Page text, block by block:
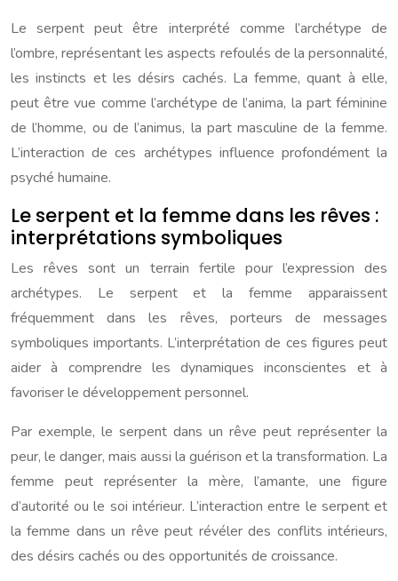
Le serpent peut être interprété comme l’archétype de
l’ombre, représentant les aspects refoulés de la personnalité,
les instincts et les désirs cachés. La femme, quant à elle,
peut être vue comme l’archétype de l’anima, la part féminine
de l’homme, ou de l’animus, la part masculine de la femme.
L’interaction de ces archétypes influence profondément la
psyché humaine.
Le serpent et la femme dans les rêves :
interprétations symboliques
Les rêves sont un terrain fertile pour l’expression des
archétypes. Le serpent et la femme apparaissent
fréquemment dans les rêves, porteurs de messages
symboliques importants. L’interprétation de ces figures peut
aider à comprendre les dynamiques inconscientes et à
favoriser le développement personnel.
Par exemple, le serpent dans un rêve peut représenter la
peur, le danger, mais aussi la guérison et la transformation. La
femme peut représenter la mère, l’amante, une figure
d’autorité ou le soi intérieur. L’interaction entre le serpent et
la femme dans un rêve peut révéler des conflits intérieurs,
des désirs cachés ou des opportunités de croissance.